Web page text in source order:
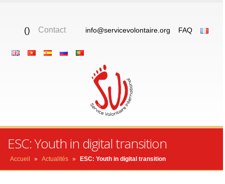
( Contact info@servicevolontaire.org FAQ
ESC: Youth in digital transition
Accueil » Actualités » ESC: Youth in digital transition